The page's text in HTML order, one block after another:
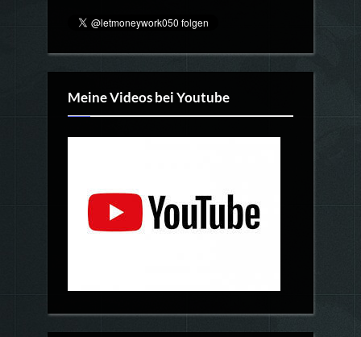
Meine Videos bei Youtube